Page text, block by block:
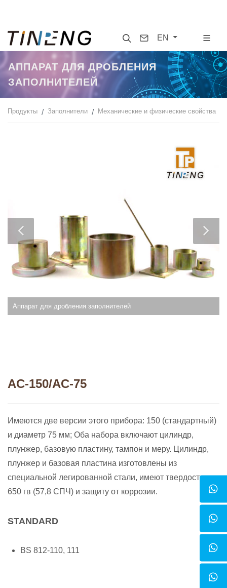
SearchContact
EN
АППАРАТ ДЛЯ ДРОБЛЕНИЯ
ЗАПОЛНИТЕЛЕЙ
Продукты Заполнители Механические и физические свойства
Аппарат для дробления заполнителей
AC-150/AC-75
Имеются две версии этого прибора: 150 (стандартный)
и диаметр 75 мм; Оба набора включают цилиндр,
плунжер, базовую пластину, тампон и меру. Цилиндр,
плунжер и базовая пластина изготовлены из
специальной легированной стали, имеют твердость до
650 гв (57,8 СПЧ) и защиту от коррозии.
STANDARD
BS 812-110, 111